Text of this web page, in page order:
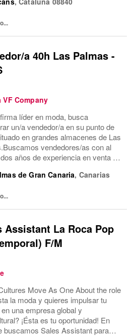
y supera los límites de lo posible.
a 40h Las Palmas -
VF Company
líder en moda, busca
un/a vendedor/a en su punto de
en grandes almacenes de Las
vendedores/as con al
años de experiencia en venta de
recepción de mercancía,
de Gran Canaria, Canarias
Assistant La Roca Pop
F/M
Move As One About the role
la moda y quieres impulsar tu
una empresa global y
¡Ésta es tu oportunidad! En
buscamos Sales Assistant para